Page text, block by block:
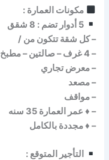
مكونات العمارة :
5 أدوار تضم : 8 شقق
– كل شقة تتكون من /
– 4 غرف – صالتين – مطبخ – حمامين – محزن – بلكونه – مدخلين
– معرض تجاري
– مصعد
– مواقف
– ♦️ عمر العمارة 35 سنه
– ♦️ مجددة بالكامل
التأجير المتوقع :